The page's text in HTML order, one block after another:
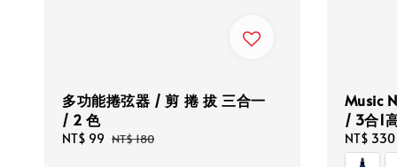
多功能捲弦器 / 剪 捲 拔 三合一
/ 2 色
Sale
NT$ 99 Regular
NT$ 180
Music
/ 3合1
Regular
price
NT$ 330